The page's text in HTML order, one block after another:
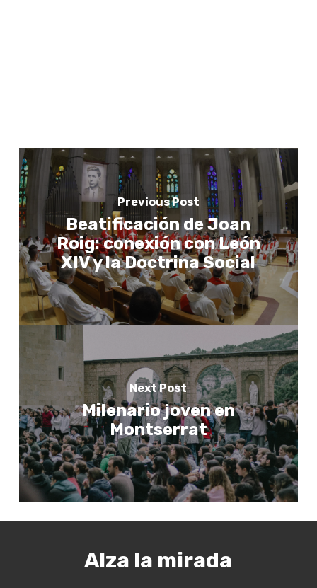
Previous Post
Beatificación de Joan
Roig: conexión con León
XIV y la Doctrina Social
Next Post
Milenario joven en
Montserrat
Alza la mirada